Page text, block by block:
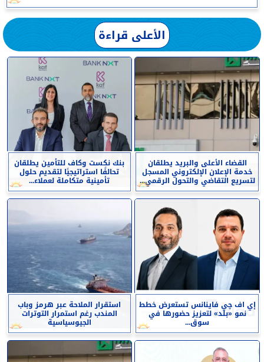
الأعلى قراءة
القضاء الأعلى والبريد يطلقان
خدمة الإعلان الإلكتروني المسجل
لتسريع التقاضي والتحول الرقمي...
بنك نكست وكاف للتأمين يطلقان
تحالفًا استراتيجيًا لتقديم حلول
تأمينية متكاملة لعملاء...
إي اف چي فاينانس تستعرض خطط
نمو «بلد» لتعزيز حضورها في
سوق...
استقرار الملاحة عبر هرمز وباب
المندب رغم استمرار التوترات
الجيوسياسية